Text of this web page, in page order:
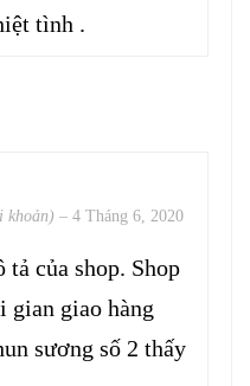
tình .
khoản) – 4 Tháng 6, 2020
tả của shop. Shop
gian giao hàng
sương số 2 thấy